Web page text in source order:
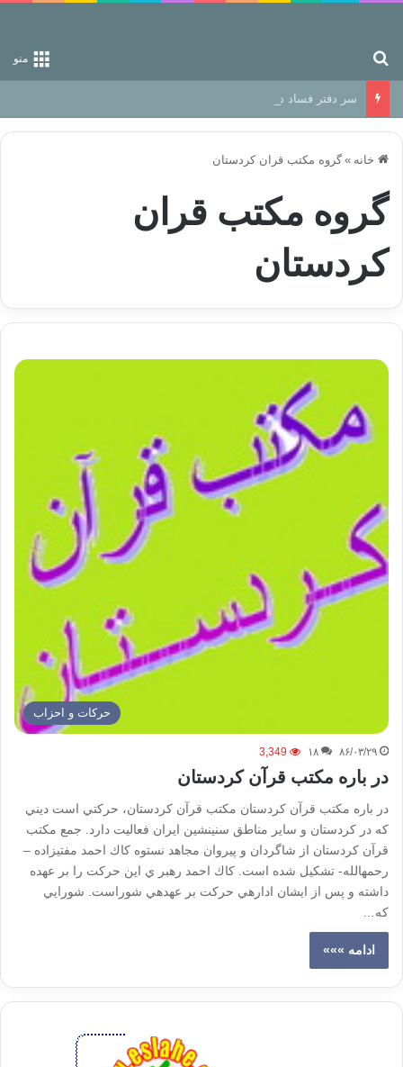
منو
سر دفتر فساد در زمین‌، دوری وکناره‌گیری از راه خداست‌!
خانه » گروه مکتب قران کردستان
گروه مکتب قران
کردستان
حركات و احزاب
۸۶/۰۳/۲۹ ۱۸ 3,349
در باره مکتب قرآن کردستان
در باره مکتب قرآن کردستان مكتب قرآن كردستان، حركتي است ديني
كه در كردستان و ساير مناطق سني­نشين ايران فعاليت دارد. جمع مكتب
قرآن كردستان از شاگردان و پيروان مجاهد نستوه كاك احمد مفتي­زاده –
رحمه­الله- تشكيل شده است. كاك احمد رهبر ي اين حركت را بر عهده
داشته و پس از ايشان اداره­ي حركت بر عهده­ي شوراست. شورايي
كه…
ادامه »»»